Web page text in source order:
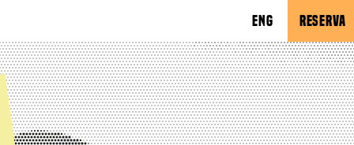
ENG RESERVA